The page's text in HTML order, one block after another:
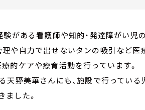
験がある看護師や知的・発達障がい
理や自力で出せないタンの吸引など
的ケアや療育活動を行っています。
天野美華さんにも、施設で行ってい
した。